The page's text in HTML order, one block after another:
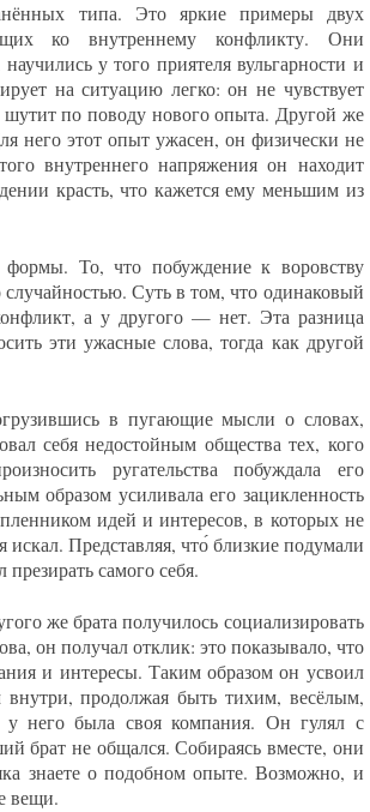
типа. Это яркие примеры двух
ко внутреннему конфликту. Они
у того приятеля вульгарности и
на ситуацию легко: он не чувствует
шутит по поводу нового опыта. Другой же
него этот опыт ужасен, он физически не
внутреннего напряжения он находит
красть, что кажется ему меньшим из
То, что побуждение к воровству
Суть в том, что одинаковый
а у другого — нет. Эта разница
эти ужасные слова, тогда как другой
в пугающие мысли о словах,
себя недостойным общества тех, кого
ругательства побуждала его
образом усиливала его зацикленность
идей и интересов, в которых не
искал. Представляя, что́ близкие подумали
самого себя.
же брата получилось социализировать
он получал отклик: это показывало, что
и интересы. Таким образом он усвоил
продолжая быть тихим, весёлым,
него была своя компания. Он гулял с
брат не общался. Собираясь вместе, они
знаете о подобном опыте. Возможно, и
вещи.